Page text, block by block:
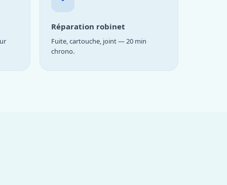
Réparation robinet
Fuite, cartouche, joint — 20 min
chrono.